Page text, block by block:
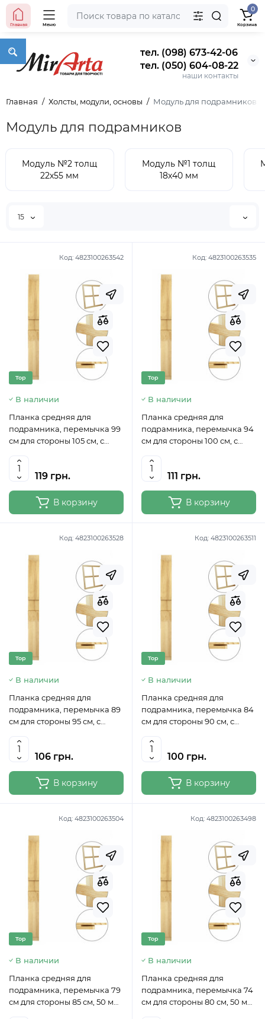
тел. (098) 673-42-06
тел. (050) 604-08-22
наши контакты
Главная Меню
0
Корзина
Главная Холсты, модули, основы Модуль для подрамников
Модуль для подрамников
Модуль №2 толщ
22х55 мм
Модуль №1 толщ
18х40 мм
15
Код: 4823100263542
Top
В наличии
Планка средняя для
подрамника, перемычка 99
см для стороны 105 см, с
119 грн.
В корзину
Код: 4823100263535
Top
В наличии
Планка средняя для
подрамника, перемычка 94
см для стороны 100 см, с
111 грн.
В корзину
Код: 4823100263528
Top
В наличии
Планка средняя для
подрамника, перемычка 89
см для стороны 95 см, с
106 грн.
В корзину
Код: 4823100263511
Top
В наличии
Планка средняя для
подрамника, перемычка 84
см для стороны 90 см, с
100 грн.
В корзину
Код: 4823100263504
Top
В наличии
Планка средняя для
подрамника, перемычка 79
см для стороны 85 см, 50 мм
Код: 4823100263498
Top
В наличии
Планка средняя для
подрамника, перемычка 74
см для стороны 80 см, 50 мм